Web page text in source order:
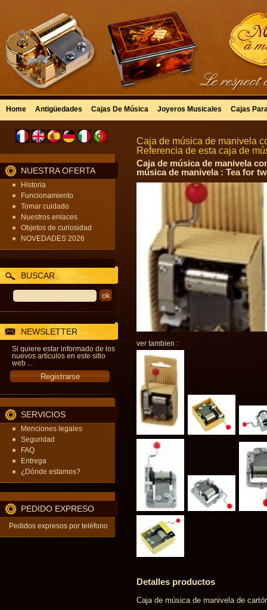
Home Antigüedades Cajas De Música Joyeros Musicales Cajas
NUESTRA OFERTA
Historia
Funcionamiento
Tomar cuidado
Nuestros enlaces
Objetos de curiosidad
NOVEDADES 2026
BUSCAR
NEWSLETTER
Si quiere estar informado de los
nuevos artículos en este sitio
web ...
SERVICIOS
Menciones legales
Seguridad
FAQ
Entrega
¿Dónde estamos?
PEDIDO EXPRESO
Pedidos expresos por teléfono
Caja de música de manivela
Referencia de esta caja de
Caja de música de manivela
música de manivela : Tea for
ver tambien :
Detalles productos
Caja de música de manivela de